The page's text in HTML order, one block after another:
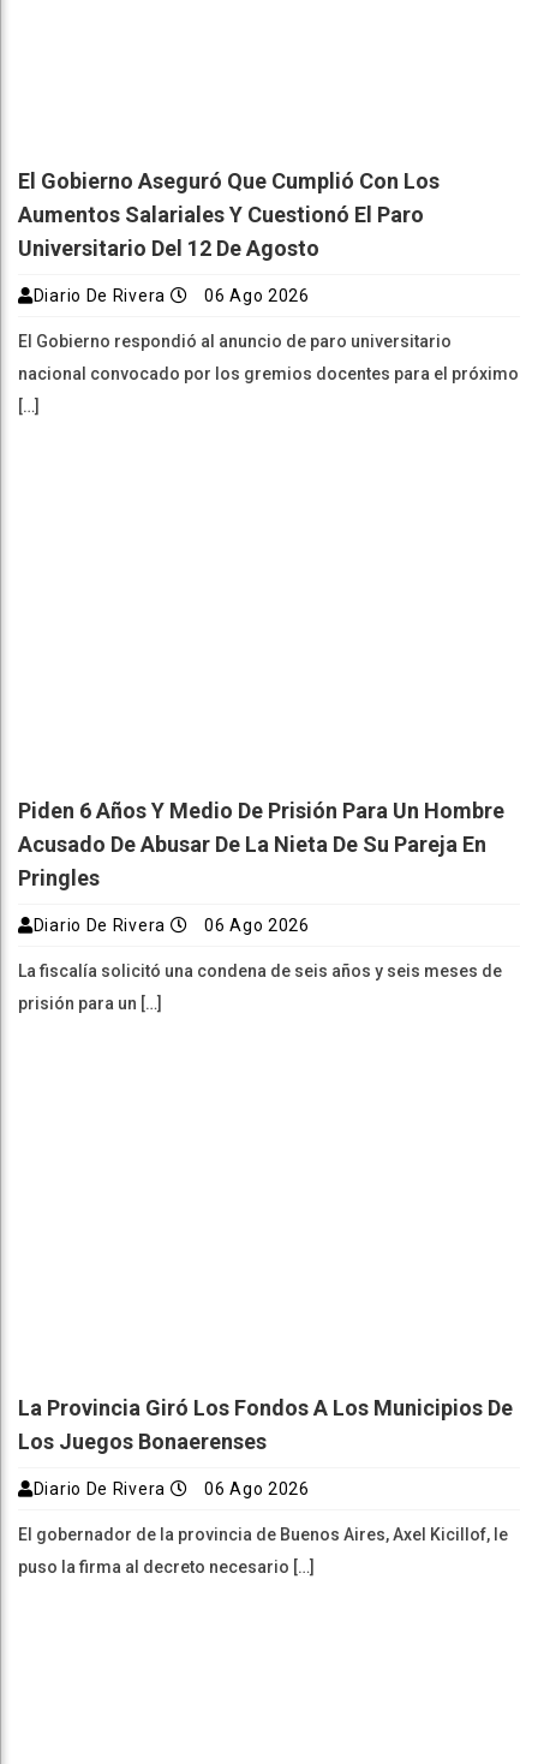
El Gobierno Aseguró Que Cumplió Con Los
Aumentos Salariales Y Cuestionó El Paro
Universitario Del 12 De Agosto
Diario De Rivera 06 Ago 2026
El Gobierno respondió al anuncio de paro universitario
nacional convocado por los gremios docentes para el próximo
[…]
Piden 6 Años Y Medio De Prisión Para Un Hombre
Acusado De Abusar De La Nieta De Su Pareja En
Pringles
Diario De Rivera 06 Ago 2026
La fiscalía solicitó una condena de seis años y seis meses de
prisión para un […]
La Provincia Giró Los Fondos A Los Municipios De
Los Juegos Bonaerenses
Diario De Rivera 06 Ago 2026
El gobernador de la provincia de Buenos Aires, Axel Kicillof, le
puso la firma al decreto necesario […]